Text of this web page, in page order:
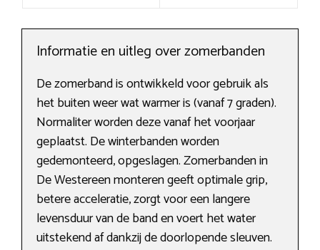
Informatie en uitleg over zomerbanden
De zomerband is ontwikkeld voor gebruik als
het buiten weer wat warmer is (vanaf 7 graden).
Normaliter worden deze vanaf het voorjaar
geplaatst. De winterbanden worden
gedemonteerd, opgeslagen. Zomerbanden in
De Westereen monteren geeft optimale grip,
betere acceleratie, zorgt voor een langere
levensduur van de band en voert het water
uitstekend af dankzij de doorlopende sleuven.